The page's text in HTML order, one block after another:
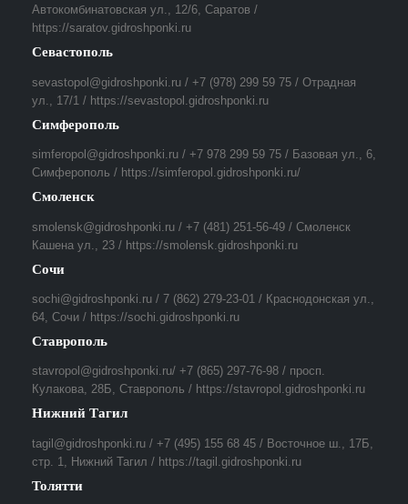
Автокомбинатовская ул., 12/6, Саратов /
https://saratov.gidroshponki.ru
Севастополь
sevastopol@gidroshponki.ru / +7 (978) 299 59 75 / Отрадная
ул., 17/1 / https://sevastopol.gidroshponki.ru
Симферополь
simferopol@gidroshponki.ru / +7 978 299 59 75 / Базовая ул., 6,
Симферополь / https://simferopol.gidroshponki.ru/
Смоленск
smolensk@gidroshponki.ru / +7 (481) 251-56-49 / Смоленск
Кашена ул., 23 / https://smolensk.gidroshponki.ru
Сочи
sochi@gidroshponki.ru / 7 (862) 279-23-01 / Краснодонская ул.,
64, Сочи / https://sochi.gidroshponki.ru
Ставрополь
stavropol@gidroshponki.ru/ +7 (865) 297-76-98 / просп.
Кулакова, 28Б, Ставрополь / https://stavropol.gidroshponki.ru
Нижний Тагил
tagil@gidroshponki.ru / +7 (495) 155 68 45 / Восточное ш., 17Б,
стр. 1, Нижний Тагил / https://tagil.gidroshponki.ru
Толятти